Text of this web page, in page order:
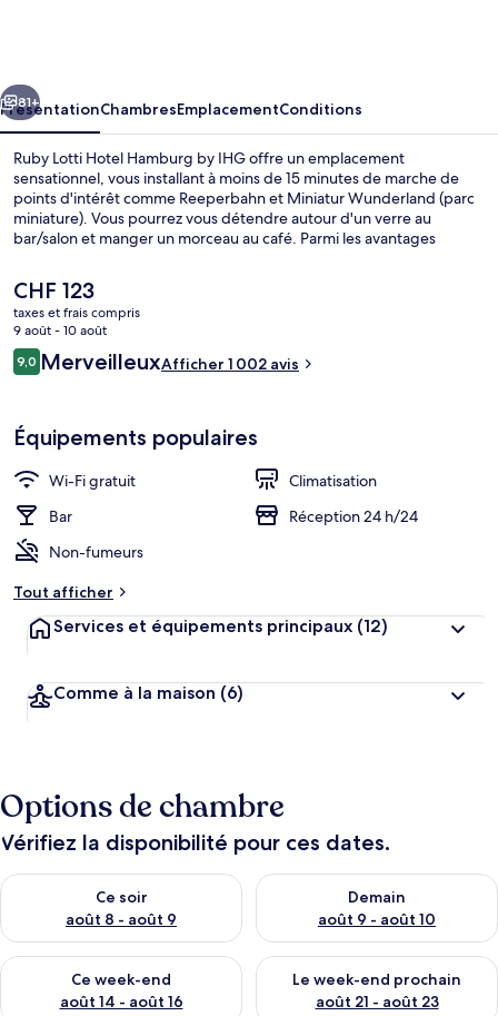
by
IHG
Suivant
81+
PrésentationChambresEmplacementConditions
Ruby Lotti Hotel Hamburg by IHG offre un emplacement
sensationnel, vous installant à moins de 15 minutes de marche de
points d'intérêt comme Reeperbahn et Miniatur Wunderland (parc
miniature). Vous pourrez vous détendre autour d'un verre au
bar/salon et manger un morceau au café. Parmi les avantages
terrasse. Le personnel attentionné et l'emplacement remportent un
franc succès auprès des autres voyageurs. Les transports publics se
situent à une courte distance à pied : Station S-Bahn
Stadthausbrücke est à 3 min et Station U-Bahn Rodingsmarkt, à 5
min.
Le
prix
actuel
est
de
CHF 123
taxes et frais compris
9 août - 10 août
Avis
voyageurs
9,09,0 sur 10
MerveilleuxAfficher 1 002 avis
Équipements populaires
Wi-Fi gratuit
Climatisation
Bar
Réception 24 h/24
Non-fumeurs
Tout afficher
Services et équipements principaux (12)
Comme à la maison (6)
Options de chambre
Vérifiez la disponibilité pour ces dates.
Ce soir
août 8 - août 9
Vérifier la disponibilité pour ce soir août 8 - août 9
Demain
août 9 - août 10
Vérifier la disponibilité pour
Ce week-end
août 14 - août 16
Vérifier la disponibilité pour ce week-end août 14 - août 16
Le week-end prochain
août 21 - août 23
Vérifier la disponibilité pour